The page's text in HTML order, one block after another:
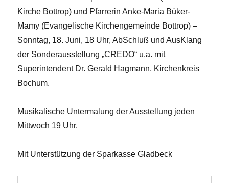
Kirche Bottrop) und Pfarrerin Anke-Maria Büker-
Mamy (Evangelische Kirchengemeinde Bottrop) –
Sonntag, 18. Juni, 18 Uhr, AbSchluß und AusKlang
der Sonderausstellung „CREDO“ u.a. mit
Superintendent Dr. Gerald Hagmann, Kirchenkreis
Bochum.
Musikalische Untermalung der Ausstellung jeden
Mittwoch 19 Uhr.
Mit Unterstützung der Sparkasse Gladbeck